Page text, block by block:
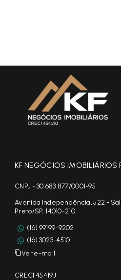
KF NEGÓCIOS IMOBILIÁRIOS
CNPJ - 30.683.877/0001-95
Avenida Independência, 522 -
Preto/SP, 14010-210
(16) 99199-9202
(16) 3023-4510
Ver e-mail
CRECI 45419J